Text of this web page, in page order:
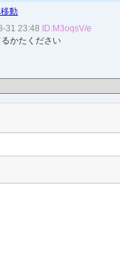
動
31 23:48
ID:M3oqsV/e
かたください